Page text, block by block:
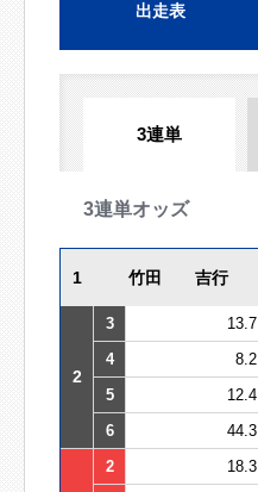
出走表
3連単
3連単オッズ
1 竹田 吉行
2
3 13.7
4
8.2
5
12.4
6
44.3
2 18.3